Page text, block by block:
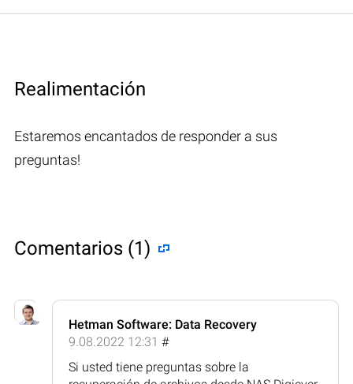
Realimentación
Estaremos encantados de responder a sus
preguntas!
Comentarios (1)
Hetman Software: Data Recovery
9.08.2022 12:31 #
Si usted tiene preguntas sobre la